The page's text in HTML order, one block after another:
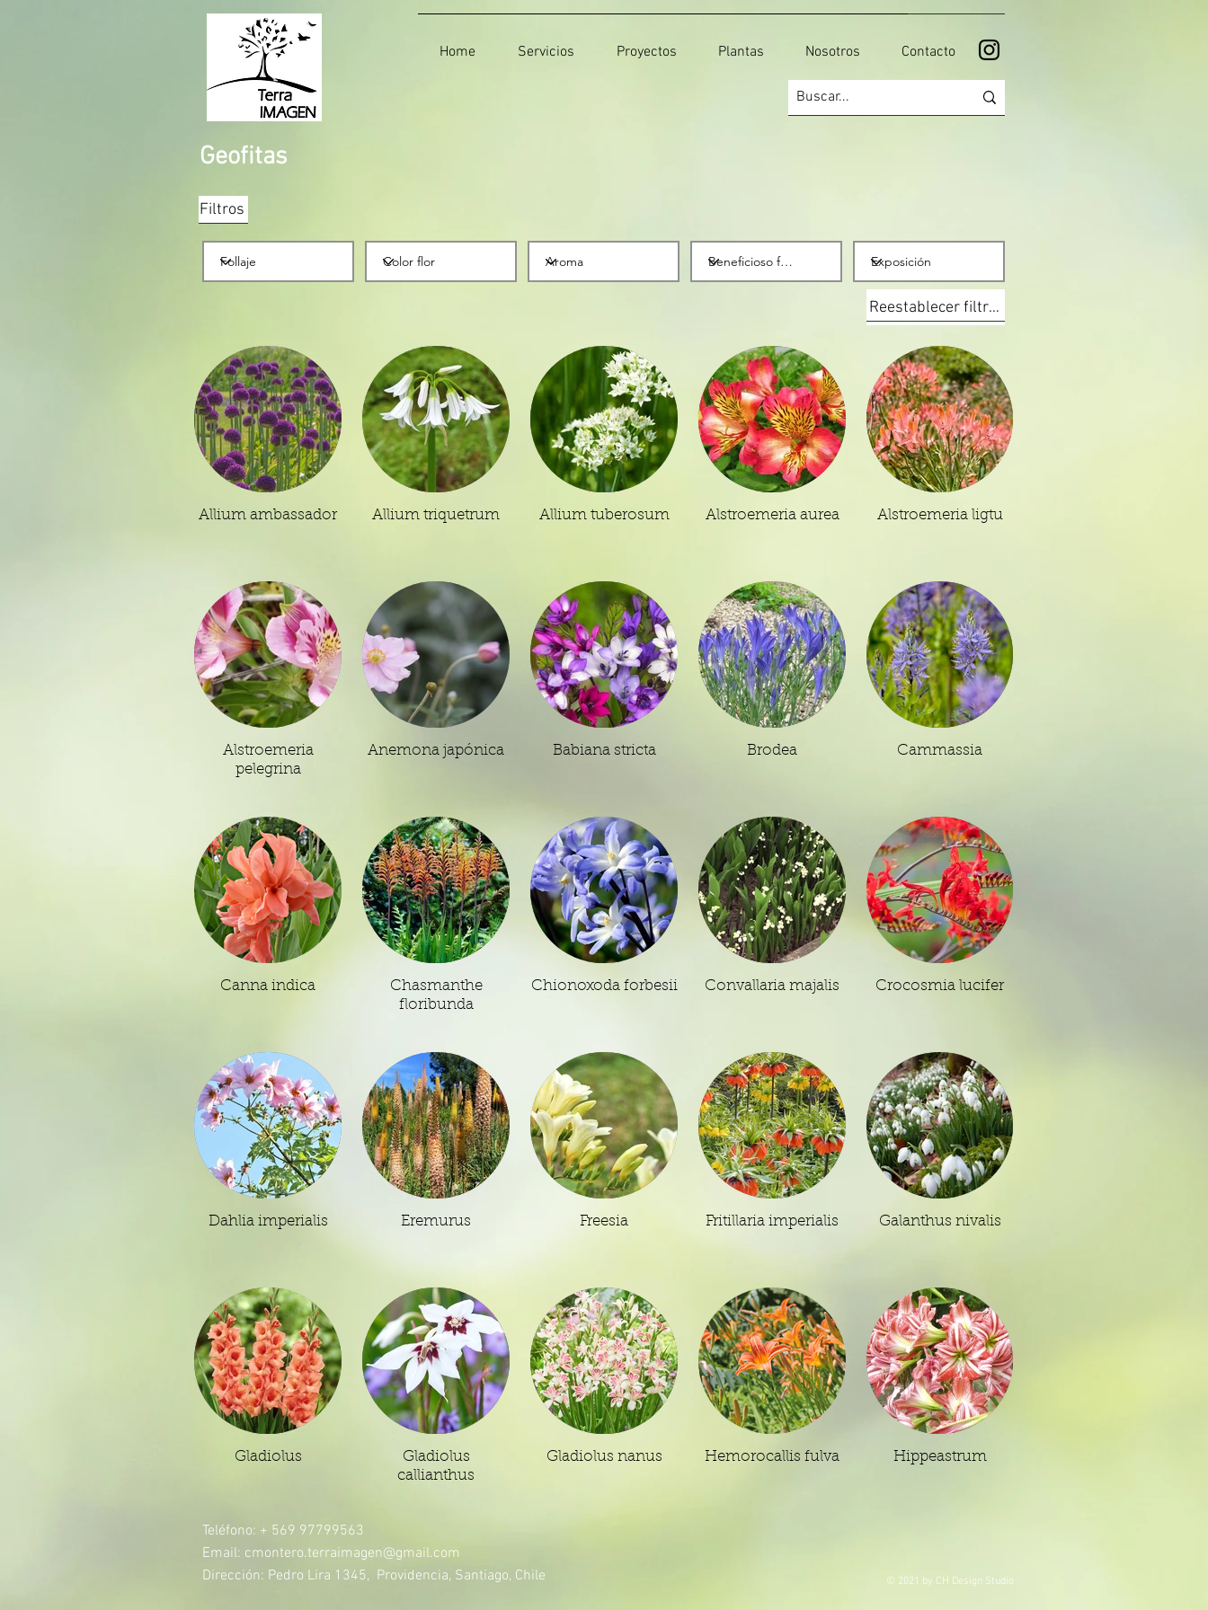
Home Servicios Proyectos Plantas Nosotros Contacto
Geofitas
Filtros
Reestablecer filtros
Allium ambassador Allium triquetrum Allium tuberosum Alstroemeria aurea Alstroemeria ligtu
Alstroemeria
pelegrina
Anemona japónica Babiana stricta Brodea Cammassia
Canna indica
Chasmanthe
floribunda
Chionoxoda forbesii Convallaria majalis Crocosmia lucifer
Dahlia imperialis Eremurus Freesia Fritillaria imperialis Galanthus nivalis
Gladiolus
Gladiolus
callianthus
Gladiolus nanus Hemorocallis fulva Hippeastrum
Teléfono: + 569 97799563
Email: cmontero.terraimagen@gmail.com
Dirección: Pedro Lira 1345, Providencia, Santiago, Chile
© 2021 by CH Design Studio